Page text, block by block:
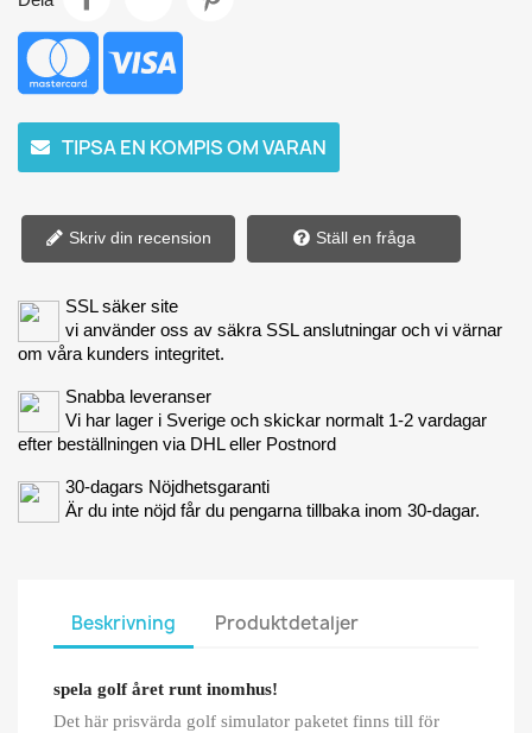
TIPSA EN KOMPIS OM VARAN
Skriv din recension Ställ en fråga
SSL säker site
vi använder oss av säkra SSL anslutningar och vi värnar
om våra kunders integritet.
Snabba leveranser
Vi har lager i Sverige och skickar normalt 1-2 vardagar
efter beställningen via DHL eller Postnord
30-dagars Nöjdhetsgaranti
Är du inte nöjd får du pengarna tillbaka inom 30-dagar.
Beskrivning Produktdetaljer
spela golf året runt inomhus!
Det här prisvärda golf simulator paketet finns till för